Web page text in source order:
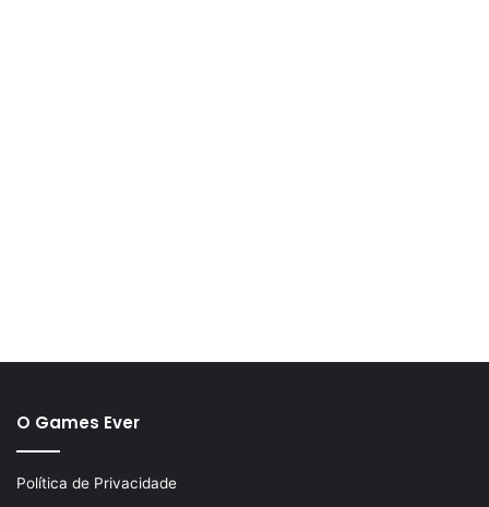
O Games Ever
Política de Privacidade